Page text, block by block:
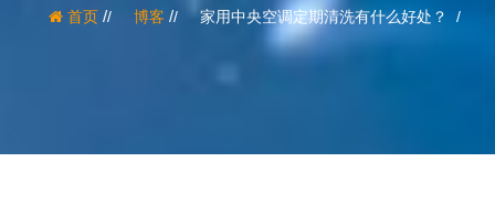
首页/ 博客 / 家用中央空调定期清洗有什么好处？